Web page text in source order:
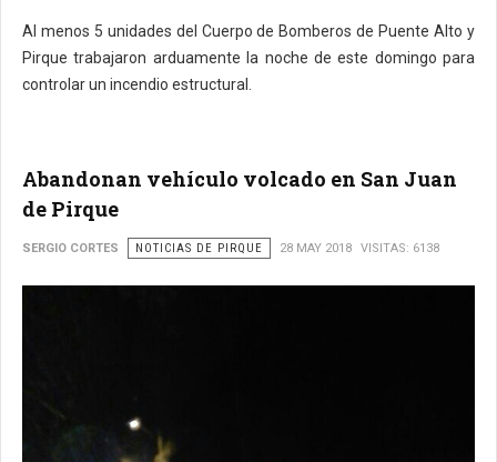
Al menos 5 unidades del Cuerpo de Bomberos de Puente Alto y
Pirque trabajaron arduamente la noche de este domingo para
controlar un incendio estructural.
Abandonan vehículo volcado en San Juan
de Pirque
SERGIO CORTES NOTICIAS DE PIRQUE 28 MAY 2018 VISITAS: 6138